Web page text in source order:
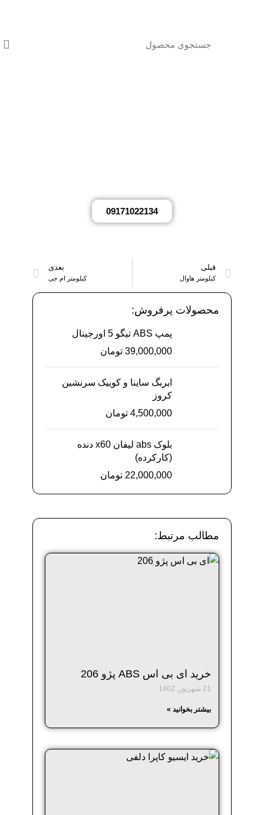
09171022134
قبلی
کیلومتر هاوال
بعدی
کیلومتر ام جی
محصولات پرفروش:
پمپ ABS تیگو 5 اورجینال
39,000,000 تومان
ایربگ ساینا و کوییک سرنشین
کروز
4,500,000 تومان
بلوک abs لیفان x60 دنده
(کارکرده)
22,000,000 تومان
مطالب مرتبط:
خرید ای بی اس ABS پژو 206
21 شهریور, 1402
بیشتر بخوانید »